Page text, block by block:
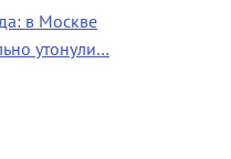
в Москве
утонули…